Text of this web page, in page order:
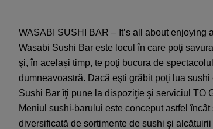
WASABI SUSHI BAR – It’s all about enjoying
Wasabi Sushi Bar este locul în care poţi
şi, în același timp, te poţi bucura de
dumneavoastră. Dacă eşti grăbit poţi lua
Sushi Bar îţi pune la dispoziţie şi serviciul TO
Meniul sushi-barului este conceput astfel
diversificată de sortimente de sushi şi